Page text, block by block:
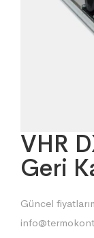
VHR
Geri
Güncel